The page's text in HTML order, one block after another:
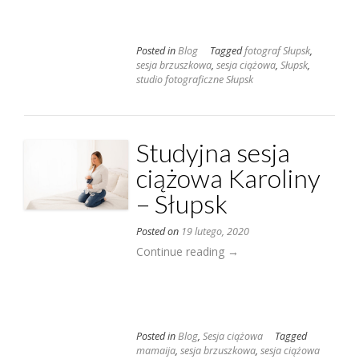
Posted inBlog Taggedfotograf Słupsk,
sesja brzuszkowa, sesja ciążowa, Słupsk,
studio fotograficzne Słupsk
Studyjna sesja
ciążowa Karoliny
– Słupsk
Posted on 19 lutego, 2020
Continue reading „Studyjna
Słupsk”
→
Posted inBlog, Sesja ciążowa
Tagged
mamaija, sesja brzuszkowa, sesja ciążowa